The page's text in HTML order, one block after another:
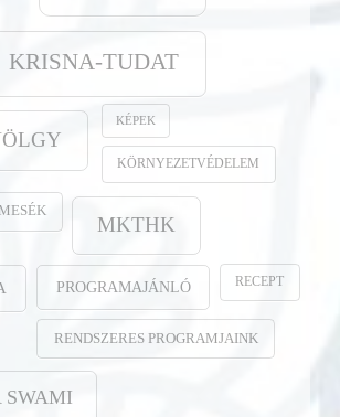
KRISNA-TUDAT
KÉPEK
KÖRNYEZETVÉDELEM
MKTHK
PROGRAMAJÁNLÓ RECEPT
RENDSZERES PROGRAMJAINK
SWAMI